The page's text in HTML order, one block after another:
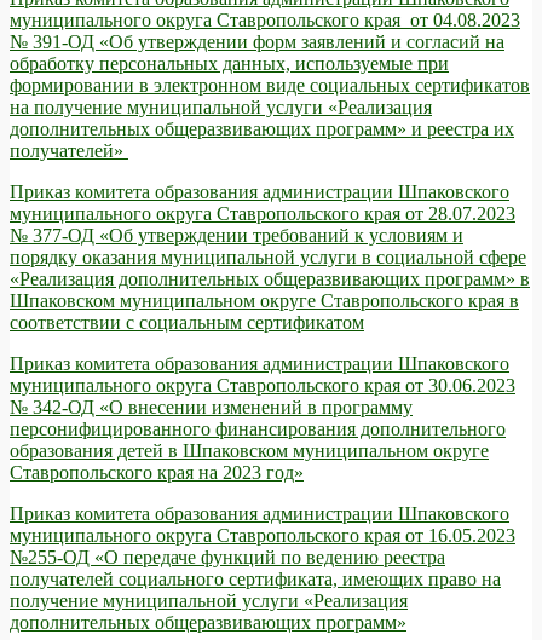
муниципального округа Ставропольского края от 04.08.2023
№ 391-ОД «Об утверждении форм заявлений и согласий на
обработку персональных данных, используемые при
формировании в электронном виде социальных сертификатов
на получение муниципальной услуги «Реализация
дополнительных общеразвивающих программ» и реестра их
получателей»
Приказ комитета образования администрации Шпаковского
муниципального округа Ставропольского края от 28.07.2023
№ 377-ОД «Об утверждении требований к условиям и
порядку оказания муниципальной услуги в социальной сфере
«Реализация дополнительных общеразвивающих программ» в
Шпаковском муниципальном округе Ставропольского края в
соответствии с социальным сертификатом
Приказ комитета образования администрации Шпаковского
муниципального округа Ставропольского края от 30.06.2023
№ 342-ОД «О внесении изменений в программу
персонифицированного финансирования дополнительного
образования детей в Шпаковском муниципальном округе
Ставропольского края на 2023 год»
Приказ комитета образования администрации Шпаковского
муниципального округа Ставропольского края от 16.05.2023
№255-ОД «О передаче функций по ведению реестра
получателей социального сертификата, имеющих право на
получение муниципальной услуги «Реализация
дополнительных общеразвивающих программ»